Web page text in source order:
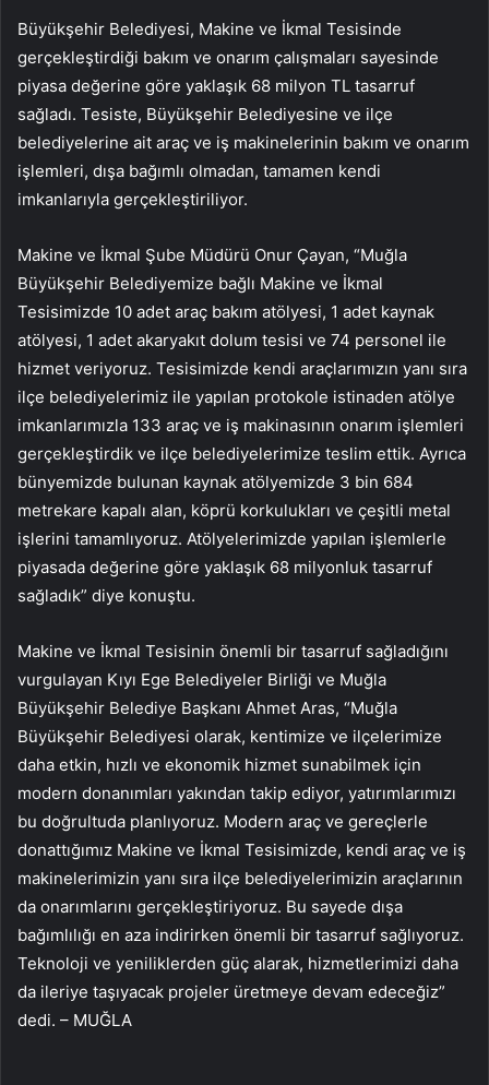
Büyükşehir Belediyesi, Makine ve İkmal Tesisinde
gerçekleştirdiği bakım ve onarım çalışmaları sayesinde
piyasa değerine göre yaklaşık 68 milyon TL tasarruf
sağladı. Tesiste, Büyükşehir Belediyesine ve ilçe
belediyelerine ait araç ve iş makinelerinin bakım ve onarım
işlemleri, dışa bağımlı olmadan, tamamen kendi
imkanlarıyla gerçekleştiriliyor.
Makine ve İkmal Şube Müdürü Onur Çayan, “Muğla
Büyükşehir Belediyemize bağlı Makine ve İkmal
Tesisimizde 10 adet araç bakım atölyesi, 1 adet kaynak
atölyesi, 1 adet akaryakıt dolum tesisi ve 74 personel ile
hizmet veriyoruz. Tesisimizde kendi araçlarımızın yanı sıra
ilçe belediyelerimiz ile yapılan protokole istinaden atölye
imkanlarımızla 133 araç ve iş makinasının onarım işlemleri
gerçekleştirdik ve ilçe belediyelerimize teslim ettik. Ayrıca
bünyemizde bulunan kaynak atölyemizde 3 bin 684
metrekare kapalı alan, köprü korkulukları ve çeşitli metal
işlerini tamamlıyoruz. Atölyelerimizde yapılan işlemlerle
piyasada değerine göre yaklaşık 68 milyonluk tasarruf
sağladık” diye konuştu.
Makine ve İkmal Tesisinin önemli bir tasarruf sağladığını
vurgulayan Kıyı Ege Belediyeler Birliği ve Muğla
Büyükşehir Belediye Başkanı Ahmet Aras, “Muğla
Büyükşehir Belediyesi olarak, kentimize ve ilçelerimize
daha etkin, hızlı ve ekonomik hizmet sunabilmek için
modern donanımları yakından takip ediyor, yatırımlarımızı
bu doğrultuda planlıyoruz. Modern araç ve gereçlerle
donattığımız Makine ve İkmal Tesisimizde, kendi araç ve iş
makinelerimizin yanı sıra ilçe belediyelerimizin araçlarının
da onarımlarını gerçekleştiriyoruz. Bu sayede dışa
bağımlılığı en aza indirirken önemli bir tasarruf sağlıyoruz.
Teknoloji ve yeniliklerden güç alarak, hizmetlerimizi daha
da ileriye taşıyacak projeler üretmeye devam edeceğiz”
dedi. – MUĞLA